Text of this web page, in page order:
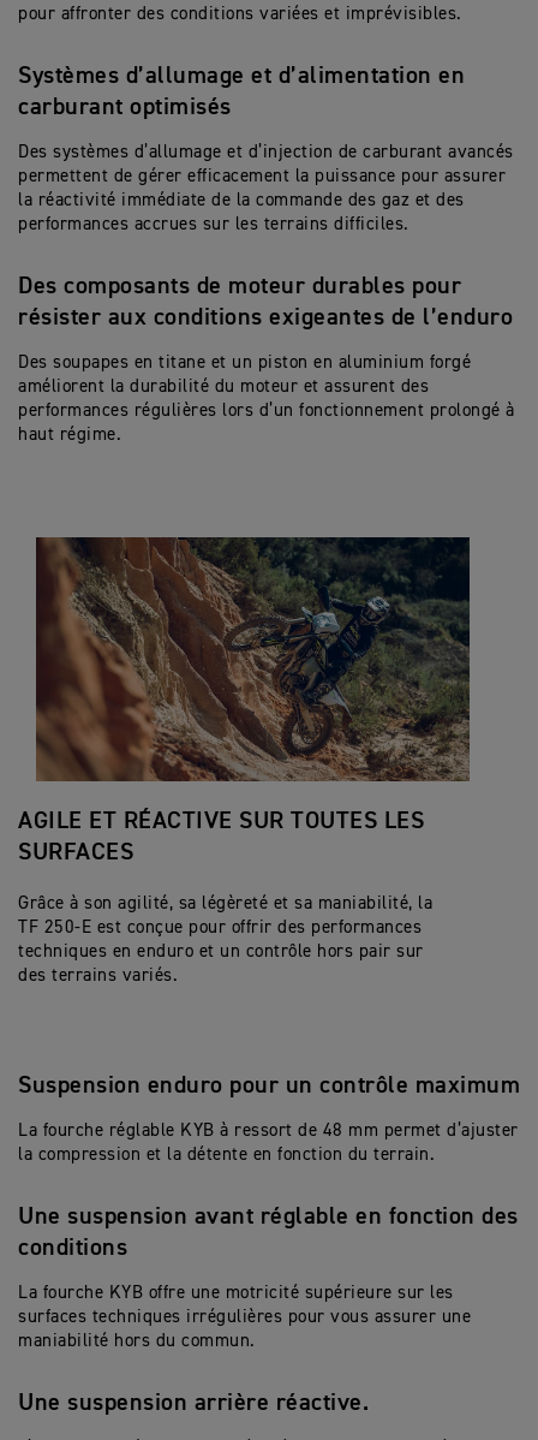
pour affronter des conditions variées et imprévisibles.
Systèmes d’allumage et d’alimentation en
carburant optimisés
Des systèmes d’allumage et d’injection de carburant avancés
permettent de gérer efficacement la puissance pour assurer
la réactivité immédiate de la commande des gaz et des
performances accrues sur les terrains difficiles.
Des composants de moteur durables pour
résister aux conditions exigeantes de l’enduro
Des soupapes en titane et un piston en aluminium forgé
améliorent la durabilité du moteur et assurent des
performances régulières lors d’un fonctionnement prolongé à
haut régime.
AGILE ET RÉACTIVE SUR TOUTES LES
SURFACES
Grâce à son agilité, sa légèreté et sa maniabilité, la
TF 250-E est conçue pour offrir des performances
techniques en enduro et un contrôle hors pair sur
des terrains variés.
Suspension enduro pour un contrôle maximum
La fourche réglable KYB à ressort de 48 mm permet d’ajuster
la compression et la détente en fonction du terrain.
Une suspension avant réglable en fonction des
conditions
La fourche KYB offre une motricité supérieure sur les
surfaces techniques irrégulières pour vous assurer une
maniabilité hors du commun.
Une suspension arrière réactive.